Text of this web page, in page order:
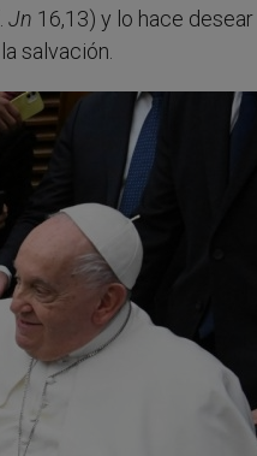
Jn 16,13) y lo hace
salvación.